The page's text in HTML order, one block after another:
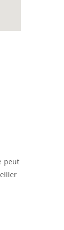
peut